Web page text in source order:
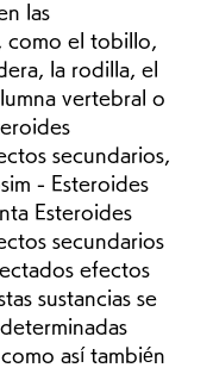
las
como el tobillo,
la rodilla, el
vertebral o
secundarios,
- Esteroides
Esteroides
secundarios
efectos
sustancias se
así también